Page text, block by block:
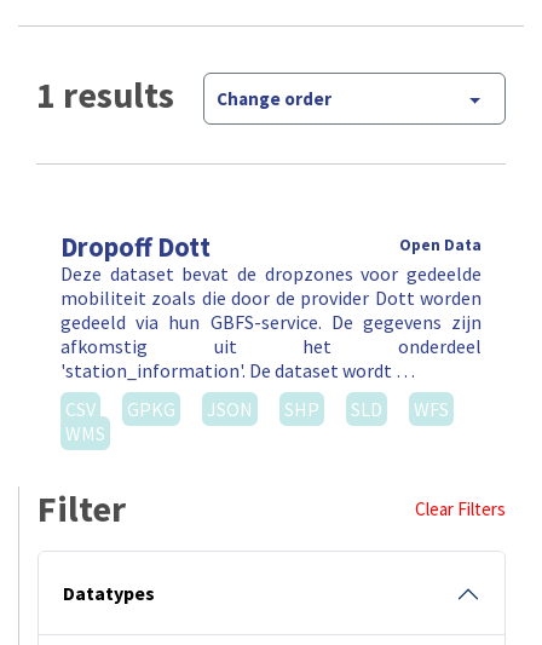
1 results Change order
Dropoff Dott Open Data
Deze dataset bevat de dropzones voor gedeelde
mobiliteit zoals die door de provider Dott worden
gedeeld via hun GBFS-service. De gegevens zijn
afkomstig uit het onderdeel
'station_information'. De dataset wordt …
CSV
GPKG JSON SHP SLD
WFS
WMS
Filter Clear Filters
Datatypes